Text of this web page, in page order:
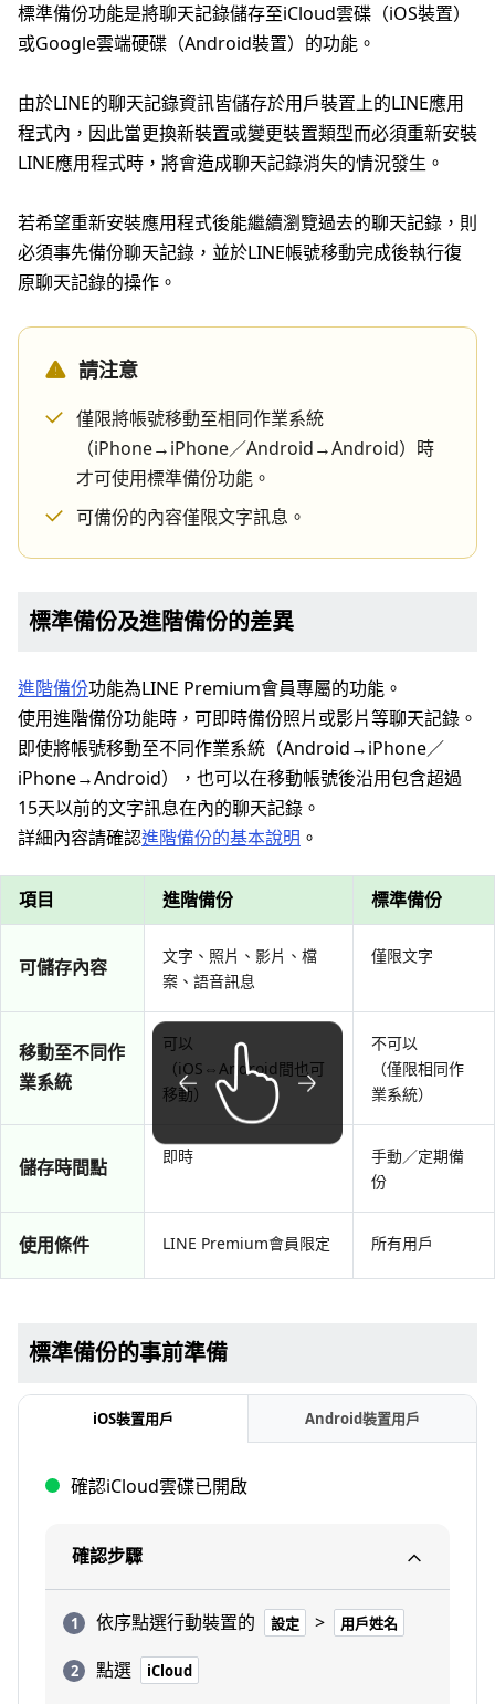
標準備份功能是將聊天記錄儲存至iCloud雲碟（iOS裝置）
或Google雲端硬碟（Android裝置）的功能。
由於LINE的聊天記錄資訊皆儲存於用戶裝置上的LINE應用
程式內，因此當更換新裝置或變更裝置類型而必須重新安裝
LINE應用程式時，將會造成聊天記錄消失的情況發生。
若希望重新安裝應用程式後能繼續瀏覽過去的聊天記錄，則
必須事先備份聊天記錄，並於LINE帳號移動完成後執行復
原聊天記錄的操作。
請注意
僅限將帳號移動至相同作業系統
（iPhone→iPhone／Android→Android）時
才可使用標準備份功能。
可備份的內容僅限文字訊息。
標準備份及進階備份的差異
進階備份功能為LINE Premium會員專屬的功能。
使用進階備份功能時，可即時備份照片或影片等聊天記錄。
即使將帳號移動至不同作業系統（Android→iPhone／
iPhone→Android），也可以在移動帳號後沿用包含超過
15天以前的文字訊息在內的聊天記錄。
詳細內容請確認進階備份的基本說明 。
項目 進階備份 標準備份
可儲存內容
文字、照片、影片、檔
案、語音訊息
僅限文字
移動至不同作
業系統
可以
（iOS⇔Android間也可
移動）
不可以
（僅限相同作
業系統）
儲存時間點 即時
手動／定期備
份
使用條件 LINE Premium會員限定 所有用戶
標準備份的事前準備
iOS裝置用戶 Android裝置用戶
確認iCloud雲碟已開啟
確認步驟
依序點選行動裝置的 設定 > 用戶姓名
點選 iCloud